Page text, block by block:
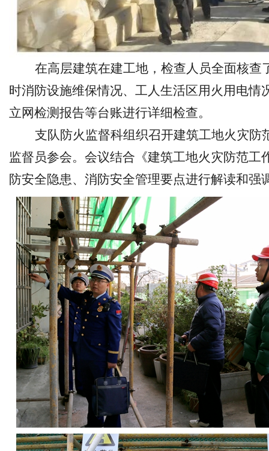
在高层建筑在建工地，检查人员全面核
时消防设施维保情况、工人生活区用火用电情
立网检测报告等台账进行详细检查。
支队防火监督科组织召开建筑工地火灾
监督员参会。会议结合《建筑工地火灾防范
防安全隐患、消防安全管理要点进行解读和强